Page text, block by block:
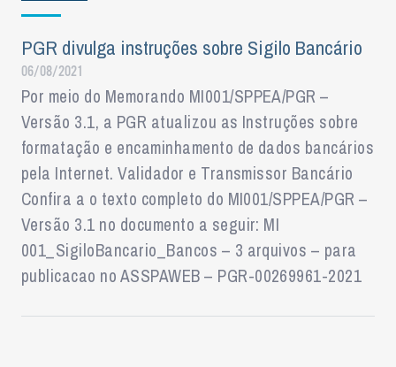
PGR divulga instruções sobre Sigilo Bancário
06/08/2021
Por meio do Memorando MI001/SPPEA/PGR –
Versão 3.1, a PGR atualizou as Instruções sobre
formatação e encaminhamento de dados bancários
pela Internet. Validador e Transmissor Bancário
Confira a o texto completo do MI001/SPPEA/PGR –
Versão 3.1 no documento a seguir: MI
001_SigiloBancario_Bancos – 3 arquivos – para
publicacao no ASSPAWEB – PGR-00269961-2021